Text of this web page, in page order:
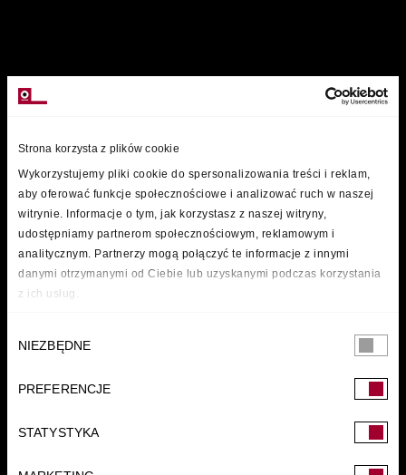
Strona korzysta z plików cookie
Wykorzystujemy pliki cookie do spersonalizowania treści i reklam,
aby oferować funkcje społecznościowe i analizować ruch w naszej
witrynie. Informacje o tym, jak korzystasz z naszej witryny,
udostępniamy partnerom społecznościowym, reklamowym i
analitycznym. Partnerzy mogą połączyć te informacje z innymi
danymi otrzymanymi od Ciebie lub uzyskanymi podczas korzystania
z ich usług.
zgody
NIEZBĘDNE
PREFERENCJE
STATYSTYKA
FUNDACJA